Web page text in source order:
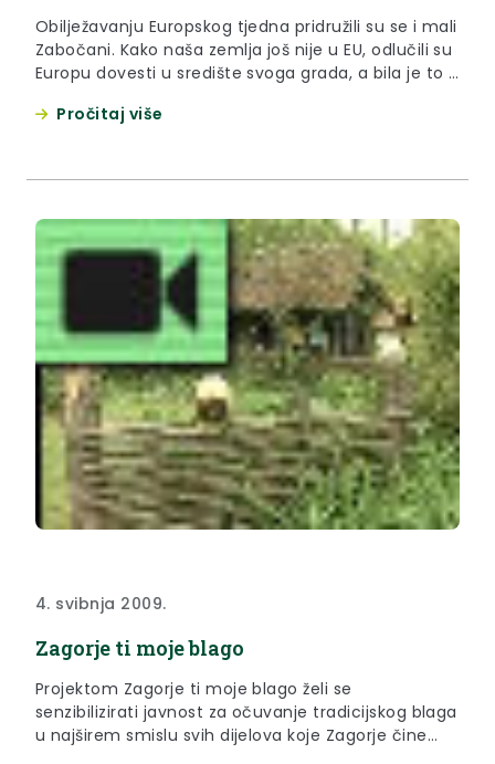
Obilježavanju Europskog tjedna pridružili su se i mali
Zabočani. Kako naša zemlja još nije u EU, odlučili su
Europu dovesti u središte svoga grada, a bila je to i
zemljama EU.
Pročitaj više
4. svibnja 2009.
Zagorje ti moje blago
Projektom Zagorje ti moje blago želi se
senzibilizirati javnost za očuvanje tradicijskog blaga
u najširem smislu svih dijelova koje Zagorje čine